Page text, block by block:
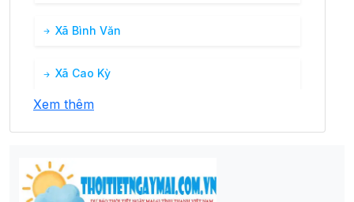
Xã Bình Văn
Xã Cao Kỳ
Xem thêm